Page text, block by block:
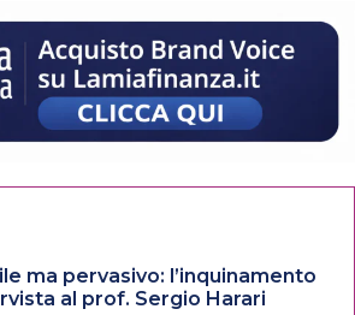
ma pervasivo: l’inquinamento
al prof. Sergio Harari